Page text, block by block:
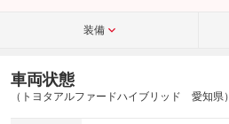
装備
車両状態
（トヨタアルファードハイブリッド 愛知県）